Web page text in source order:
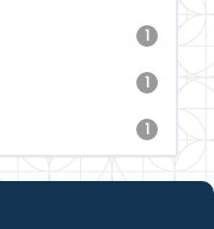
1
1
1